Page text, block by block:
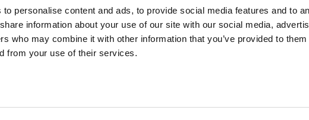
to personalise content and ads, to provide social media features and to
information about your use of our site with our social media,
who may combine it with other information that you’ve provided to them
from your use of their services.
xpa
Framework de Aplicações
Web do Magic xpa
Política de Privacidade
Política de Privacidade